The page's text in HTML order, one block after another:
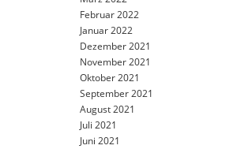
Februar 2022
Januar 2022
Dezember 2021
November 2021
Oktober 2021
September 2021
August 2021
Juli 2021
Juni 2021